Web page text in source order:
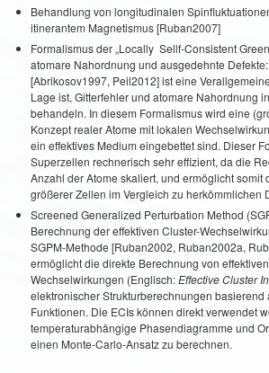
Behandlung von longitudinalen
itinerantem Magnetismus [Ruban2007]
Formalismus der „Locally Sellf-Consistent
atomare Nahordnung und ausgedehnte
[Abrikosov1997, Peil2012] ist eine
Lage ist, Gitterfehler und atomare Nahordnung
behandeln. In diesem Formalismus wird eine
Konzept realer Atome mit lokalen
ein effektives Medium eingebettet sind. Dieser
Superzellen rechnerisch sehr effizient, da die
Anzahl der Atome skaliert, und ermöglicht somit
größerer Zellen im Vergleich zu herkömmlichen
Screened Generalized Perturbation Method
Berechnung der effektiven Cluster-
SGPM-Methode [Ruban2002, Ruban2002a,
ermöglicht die direkte Berechnung von
Wechselwirkungen (Englisch:Effective Cluster
elektronischer Strukturberechnungen basierend
Funktionen. Die ECIs können direkt verwendet
temperaturabhängige Phasendiagramme und
einen Monte-Carlo-Ansatz zu berechnen.